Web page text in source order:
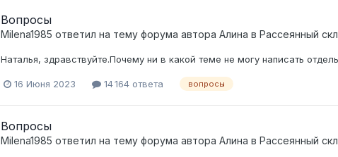
Вопросы
Milena1985 ответил на тему форума автора Алина в Рассеянный
Наталья, здравствуйте.Почему ни в какой теме не могу написать
16 Июня 2023 14 164 ответа вопросы
Вопросы
Milena1985 ответил на тему форума автора Алина в Рассеянный